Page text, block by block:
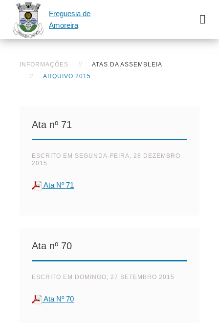
Freguesia de
Amoreira
INFORMAÇÕES
ATAS DA ASSEMBLEIA
ARQUIVO 2015
Ata nº 71
ESCRITO EM SEGUNDA-FEIRA, 28 DEZEMBRO
2015
Ata Nº 71
Ata nº 70
ESCRITO EM DOMINGO, 27 SETEMBRO 2015
Ata Nº 70